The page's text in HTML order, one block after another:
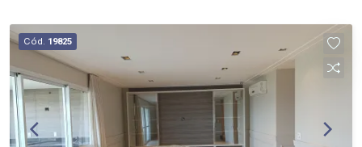
Cód. 19825